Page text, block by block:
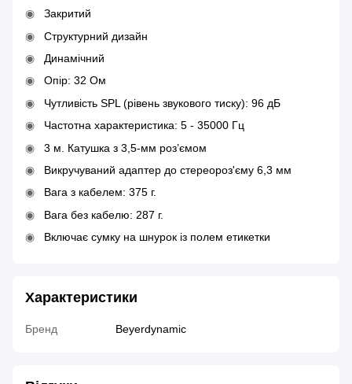
Закритий
Структурний дизайн
Динамічний
Опір: 32 Ом
Чутливість SPL (рівень звукового тиску): 96 дБ
Частотна характеристика: 5 - 35000 Гц
3 м. Катушка з 3,5-мм роз’ємом
Викручуваний адаптер до стереороз'єму 6,3 мм
Вага з кабелем: 375 г.
Вага без кабелю: 287 г.
Включає сумку на шнурок із полем етикетки
Характеристики
Бренд Beyerdynamic